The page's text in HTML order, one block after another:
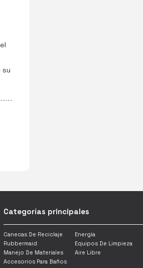
su
Categorías principales
Canecas De Reciclaje
Energía
Rubbermaid
Equipos De Limpieza
Manejo De Materiales
Aire Libre
Accesorios Para Baños